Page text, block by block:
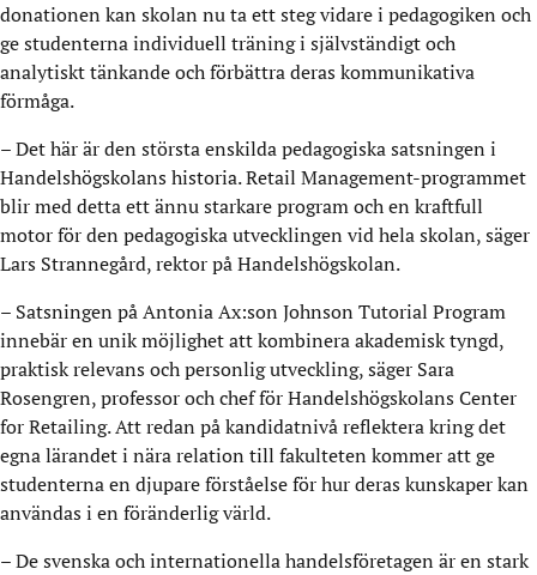
donationen kan skolan nu ta ett steg vidare i pedagogiken och
ge studenterna individuell träning i självständigt och
analytiskt tänkande och förbättra deras kommunikativa
förmåga.
– Det här är den största enskilda pedagogiska satsningen i
Handelshögskolans historia. Retail Management-programmet
blir med detta ett ännu starkare program och en kraftfull
motor för den pedagogiska utvecklingen vid hela skolan, säger
Lars Strannegård, rektor på Handelshögskolan.
– Satsningen på Antonia Ax:son Johnson Tutorial Program
innebär en unik möjlighet att kombinera akademisk tyngd,
praktisk relevans och personlig utveckling, säger Sara
Rosengren, professor och chef för Handelshögskolans Center
for Retailing. Att redan på kandidatnivå reflektera kring det
egna lärandet i nära relation till fakulteten kommer att ge
studenterna en djupare förståelse för hur deras kunskaper kan
användas i en föränderlig värld.
– De svenska och internationella handelsföretagen är en stark